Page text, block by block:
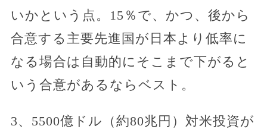
いかという点。15％で、かつ、後から
合意する主要先進国が日本より低率に
なる場合は自動的にそこまで下がると
いう合意があるならベスト。
3、5500億ドル（約80兆円）対米投資が